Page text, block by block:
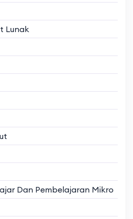
Lunak
Dan Pembelajaran Mikro